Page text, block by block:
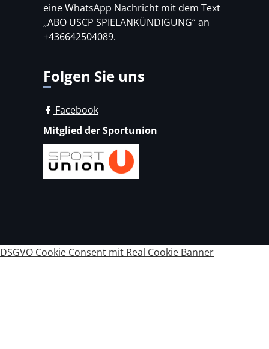
eine WhatsApp Nachricht mit dem Text
„ABO USCP SPIELANKÜNDIGUNG“ an
+436642504089.
Folgen Sie uns
Facebook
Mitglied der Sportunion
DSGVO Cookie Consent mit Real Cookie Banner